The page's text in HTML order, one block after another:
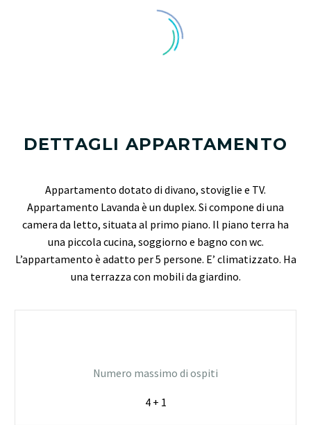
DETTAGLI APPARTAMENTO
Appartamento dotato di divano, stoviglie e TV.
Appartamento Lavanda è un duplex. Si compone di una
camera da letto, situata al primo piano. Il piano terra ha
una piccola cucina, soggiorno e bagno con wc.
L’appartamento è adatto per 5 persone. E’ climatizzato. Ha
una terrazza con mobili da giardino.
Numero massimo di ospiti
4 + 1